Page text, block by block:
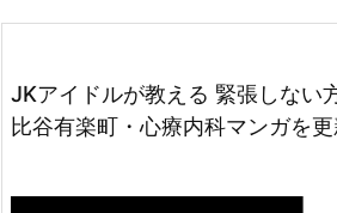
JKアイドルが教える 緊張しない
比谷有楽町・心療内科マンガを更